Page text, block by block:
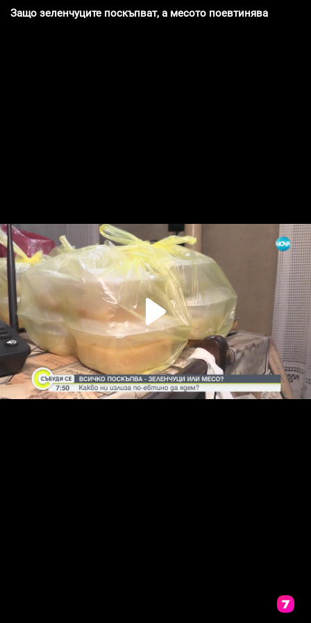
Защо зеленчуците поскъпват, а месото поевтинява